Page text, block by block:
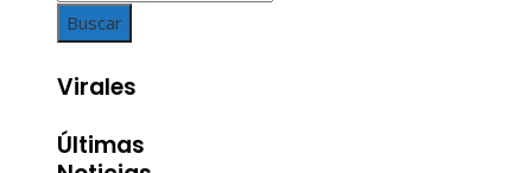
Virales
Últimas